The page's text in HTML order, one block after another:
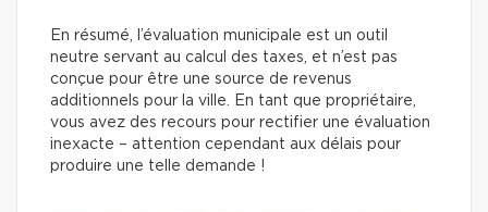
En résumé, l’évaluation municipale est un outil
neutre servant au calcul des taxes, et n’est pas
conçue pour être une source de revenus
additionnels pour la ville. En tant que propriétaire,
vous avez des recours pour rectifier une évaluation
inexacte – attention cependant aux délais pour
produire une telle demande !